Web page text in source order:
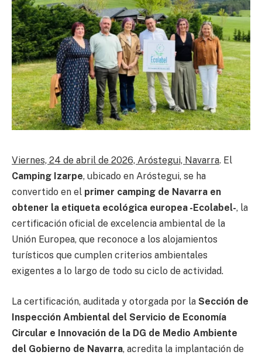
Viernes, 24 de abril de 2026, Aróstegui, Navarra. El
Camping Izarpe, ubicado en Aróstegui, se ha
convertido en el primer camping de Navarra en
obtener la etiqueta ecológica europea -Ecolabel-, la
certificación oficial de excelencia ambiental de la
Unión Europea, que reconoce a los alojamientos
turísticos que cumplen criterios ambientales
exigentes a lo largo de todo su ciclo de actividad.
La certificación, auditada y otorgada por la Sección de
Inspección Ambiental del Servicio de Economía
Circular e Innovación de la DG de Medio Ambiente
del Gobierno de Navarra, acredita la implantación de